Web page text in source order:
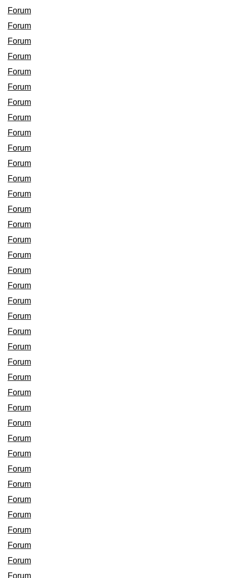
Forum
Forum
Forum
Forum
Forum
Forum
Forum
Forum
Forum
Forum
Forum
Forum
Forum
Forum
Forum
Forum
Forum
Forum
Forum
Forum
Forum
Forum
Forum
Forum
Forum
Forum
Forum
Forum
Forum
Forum
Forum
Forum
Forum
Forum
Forum
Forum
Forum
Forum